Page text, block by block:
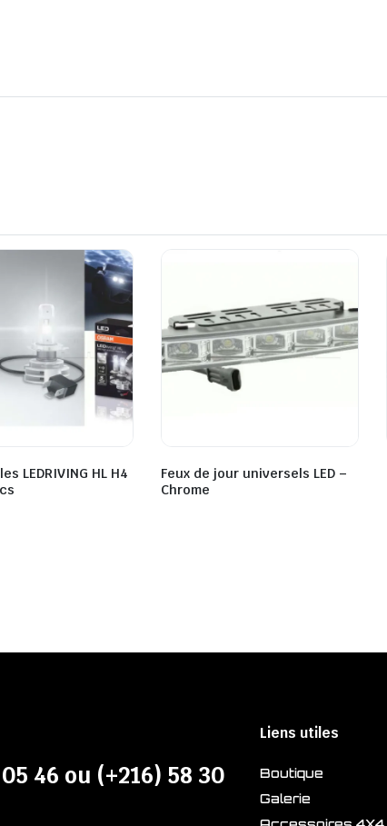
LEDRIVING HL H4
Feux de jour universels LED –
Chrome
46 ou (+216) 58 30
Liens utiles
Boutique
Galerie